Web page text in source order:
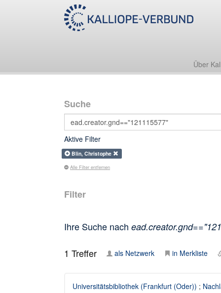
Über
Suche
Aktive Filter
Blin, Christophe
Alle Filter entfernen
Filter
Ihre Suche nach
1 Treffer als Netzwerk in Merkliste
Universitätsbibliothek (Frankfurt (Oder)) ;